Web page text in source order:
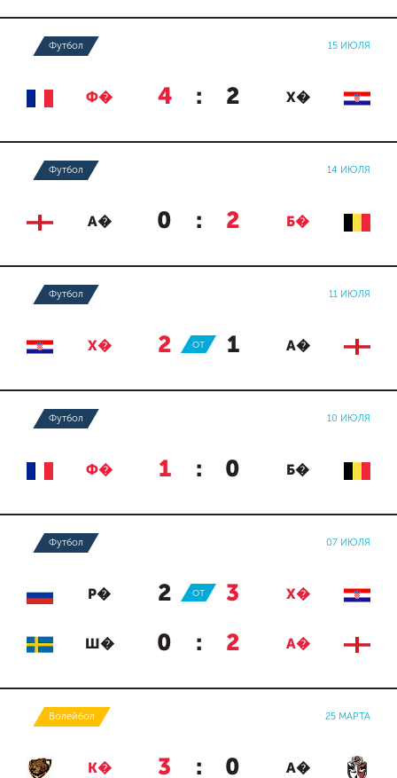
Футбол 15 ИЮЛЯ
Ф� 4 : 2 Х�
Футбол 14 ИЮЛЯ
А� 0 : 2 Б�
Футбол 11 ИЮЛЯ
Х� 2 : 1 А�
ОТ
Футбол 10 ИЮЛЯ
Ф� 1 : 0 Б�
Футбол 07 ИЮЛЯ
Р� 2 : 3 Х�
ОТ
Ш� 0 : 2 А�
Волейбол 25 МАРТА
К� 3 : 0 А�